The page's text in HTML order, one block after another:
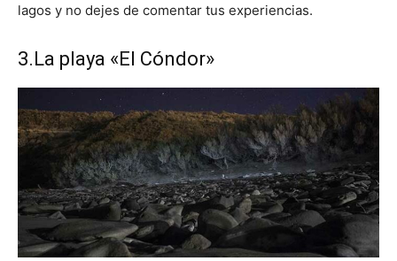
lagos y no dejes de comentar tus experiencias.
3.La playa «El Cóndor»